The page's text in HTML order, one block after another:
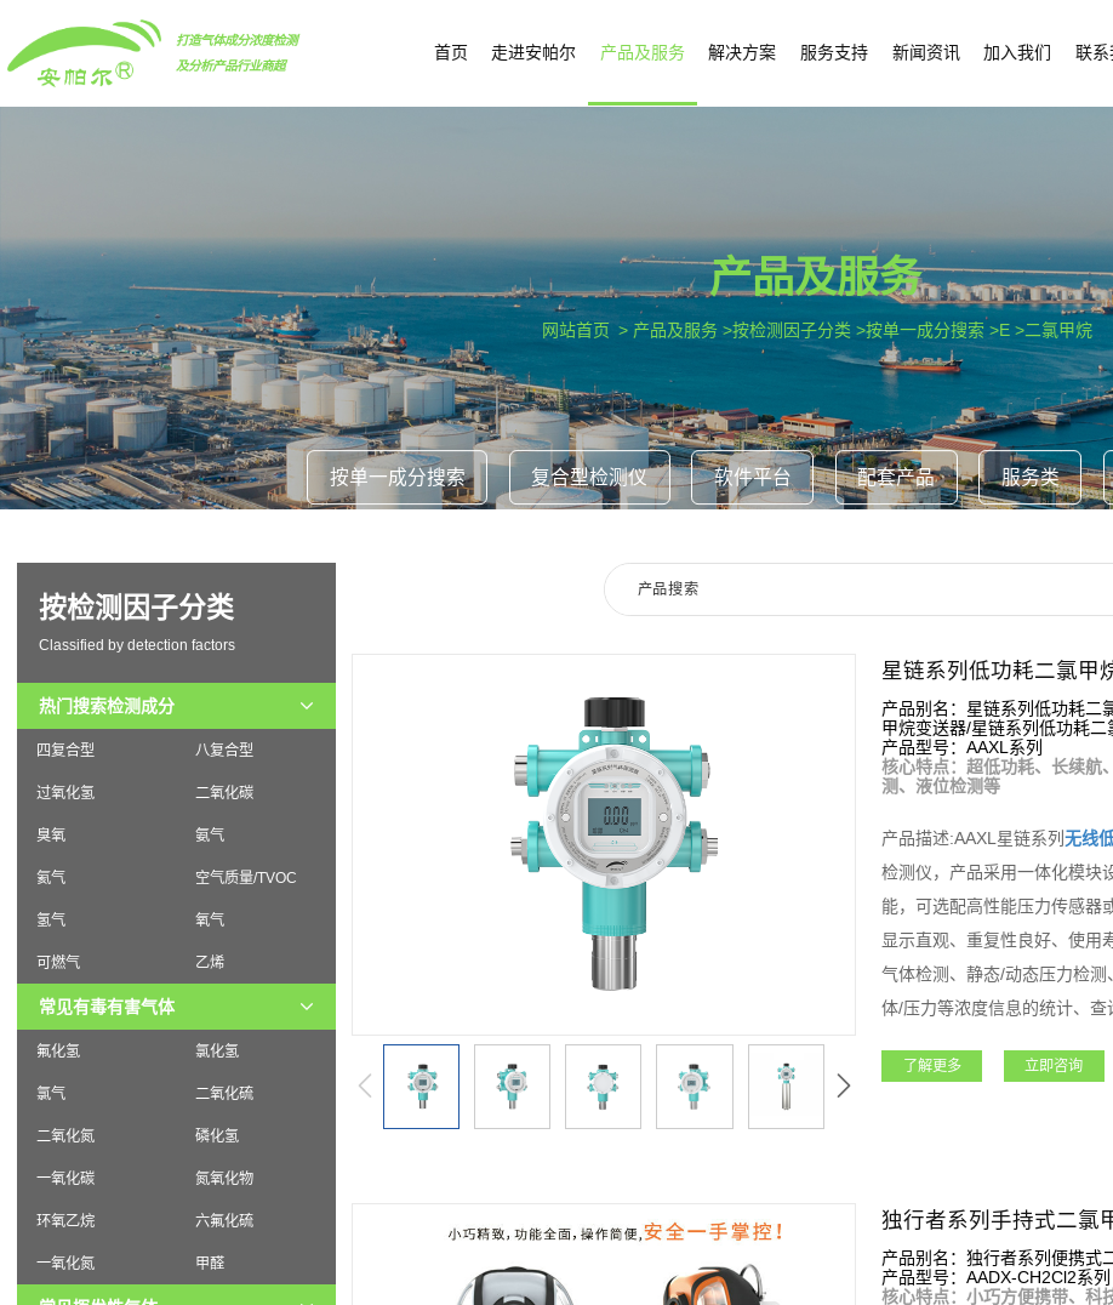
打造气体成分浓度检测
及分析产品行业商超
首页 走进安帕尔 产品及服务 解决方案 服务支持 新闻资讯 加入我们 联系
产品及服务
网站首页 > 产品及服务 >按检测因子分类 >按单一成分搜索 >E >二氯甲烷
按单一成分搜索 复合型检测仪 软件平台 配套产品 服务类
按检测因子分类
Classified by detection factors
热门搜索检测成分
四复合型 八复合型
过氧化氢 二氧化碳
臭氧 氨气
氦气 空气质量/TVOC
氢气 氧气
可燃气 乙烯
常见有毒有害气体
氟化氢 氯化氢
氯气 二氧化硫
二氧化氮 磷化氢
一氧化碳 氮氧化物
环氧乙烷 六氟化硫
一氧化氮 甲醛
星链系列低功耗二氯甲
产品别名：星链系列低功耗二
甲烷变送器/星链系列低功耗二
产品型号：AAXL系列
核心特点：超低功耗、长续航
测、液位检测等
产品描述:AAXL星链系列 无线
检测仪，产品采用一体化模块
能，可选配高性能压力传感器
显示直观、重复性良好、使用
气体检测、静态/动态压力检
体/压力等浓度信息的统计、查
测的实时性，降低设备使用风
了解更多 立即咨询
独行者系列手持式二氯
产品别名：独行者系列便携式
产品型号：AADX-CH2Cl2系
核心特点：小巧方便携带、科